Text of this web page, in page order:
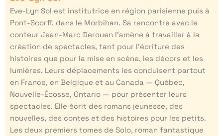
Eve-Lyn Sol est institutrice en région parisienne puis à
Pont-Scorff, dans le Morbihan. Sa rencontre avec le
conteur Jean-Marc Derouen l’amène à travailler à la
création de spectacles, tant pour l’écriture des
histoires que pour la mise en scène, les décors et les
lumières. Leurs déplacements les conduisent partout
en France, en Belgique et au Canada — Québec,
Nouvelle-Écosse, Ontario — pour présenter leurs
spectacles. Elle écrit des romans jeunesse, des
nouvelles, des contes et des histoires pour les petits.
Les deux premiers tomes de Solo, roman fantastique